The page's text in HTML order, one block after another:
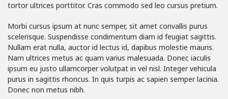
tortor ultrices porttitor. Cras commodo sed leo cursus pretium.
Morbi cursus ipsum at nunc semper, sit amet convallis purus
scelerisque. Suspendisse condimentum diam id feugiat sagittis.
Nullam erat nulla, auctor id lectus id, dapibus molestie mauris.
Nam ultrices metus ac quam varius malesuada. Donec iaculis
ipsum eu justo ullamcorper volutpat in vel nisl. Integer vehicula
purus in sagittis rhoncus. In quis turpis ac sapien semper lacinia.
Donec non metus nibh.